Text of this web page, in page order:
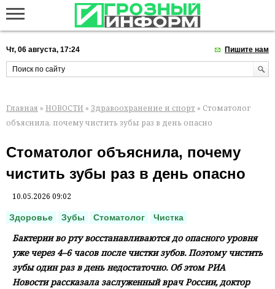
Чт, 06 августа, 17:24 Пишите нам
Главная » НОВОСТИ » Здравоохранение и спорт » Стоматолог
объяснила, почему чистить зубы раз в день опасно
Стоматолог объяснила, почему
чистить зубы раз в день опасно
10.05.2026 09:02
Здоровье Зубы Стоматолог Чистка
Бактерии во рту восстанавливаются до опасного уровня
уже через 4–6 часов после чистки зубов. Поэтому чистить
зубы один раз в день недостаточно. Об этом РИА
Новости рассказала заслуженный врач России, доктор